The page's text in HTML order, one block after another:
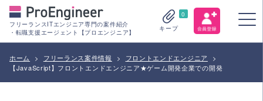
フリーランスITエンジニア専門の案件紹介
・転職支援エージェント【プロエンジニア】
0
キープ
ホーム > フリーランス案件情報 > フロントエンドエンジニア
>
【JavaScript】フロントエンドエンジニア★ゲーム開発企業での開発